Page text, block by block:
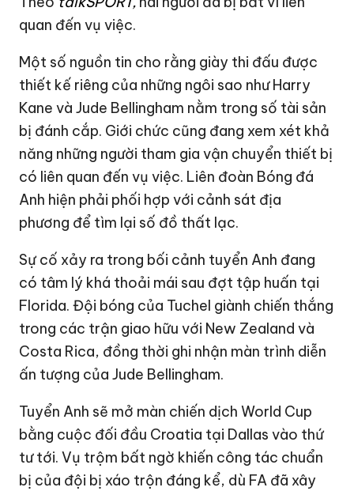
quan đến vụ việc.
Một số nguồn tin cho rằng giày thi đấu được
thiết kế riêng của những ngôi sao như Harry
Kane và Jude Bellingham nằm trong số tài sản
bị đánh cắp. Giới chức cũng đang xem xét khả
năng những người tham gia vận chuyển thiết bị
có liên quan đến vụ việc. Liên đoàn Bóng đá
Anh hiện phải phối hợp với cảnh sát địa
phương để tìm lại số đồ thất lạc.
Sự cố xảy ra trong bối cảnh tuyển Anh đang
có tâm lý khá thoải mái sau đợt tập huấn tại
Florida. Đội bóng của Tuchel giành chiến thắng
trong các trận giao hữu với New Zealand và
Costa Rica, đồng thời ghi nhận màn trình diễn
ấn tượng của Jude Bellingham.
Tuyển Anh sẽ mở màn chiến dịch World Cup
bằng cuộc đối đầu Croatia tại Dallas vào thứ
tư tới. Vụ trộm bất ngờ khiến công tác chuẩn
bị của đội bị xáo trộn đáng kể, dù FA đã xây